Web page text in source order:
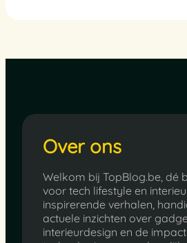
Over ons
Welkom bij TopBlog.be, dé
voor tech lifestyle en
inspirerende verhalen,
actuele inzichten over
interieurdesign en de